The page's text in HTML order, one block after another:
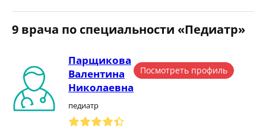
9 врача по специальности «Педиатр»
Парщикова
Валентина
Николаевна
педиатр
Посмотреть профиль